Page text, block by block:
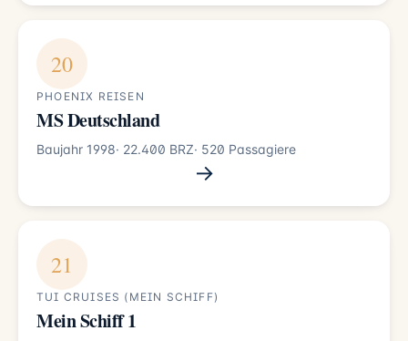
20
PHOENIX REISEN
MS Deutschland
Baujahr 1998· 22.400 BRZ· 520 Passagiere
→
21
TUI CRUISES (MEIN SCHIFF)
Mein Schiff 1